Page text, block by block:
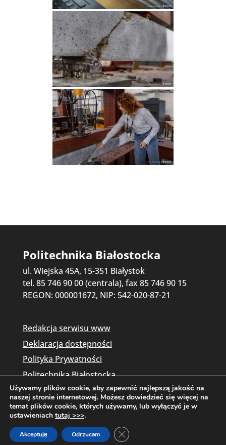
Politechnika Białostocka
ul. Wiejska 45A, 15-351 Białystok
tel. 85 746 90 00 (centrala), fax 85 746 90 15
REGON: 000001672, NIP: 542-020-87-21
Redakcja serwisu www
Deklaracja dostępności
Polityka Prywatności
Politechnika Białostocka
Copyright © 2026 Politechnika Białostocka
Używamy plików cookie, aby zapewnić najlepszą jakość na
naszej stronie internetowej. Możesz dowiedzieć się więcej na
temat plików cookie, których używamy, lub wyłączyć je w
ustawieniach tutaj >>>.
Akceptuję Odrzucam Zamknij panel powiadomień o